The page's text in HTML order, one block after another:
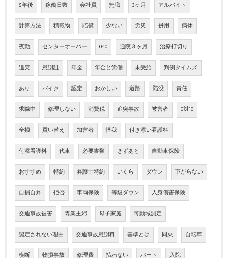
5年後 稼働日数 会社員 無職 3ヶ月 アルバイト
計算方法 積載物 賠償 少ない 労災 併用 病休
夜勤 センターオーバー 0:10 通院３ヶ月 治療打切り
追突 慰謝証 年金 年金と労働 未受給 判例タイムズ
あり バイク 認定 おかしい 道路 陥没 責任
求職中 修理しない 消費税 追突事故 被害者 0対10
全損 買い替え 加害者 怪我 付き添い看護料
付添看護料 代車 必要書類 きずあと 自動車保険
おすすめ 特約 弁護士特約 いくら ダウン 下がらない
自損自弁 拒否 車両保険 等級ダウン 人身傷害保険
交通事故被害 専業主婦 母子家庭 可動域測定
認定されない理由 交通事故慰謝料 基準とは 同乗 自転車
横断 物損事故 修理費 払わない パート 入院